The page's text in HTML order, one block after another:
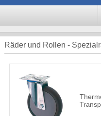
Räder und Rollen -